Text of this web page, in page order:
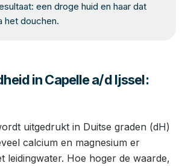
een droge huid en haar dat
het douchen.
in Capelle a/d Ijssel:
uitgedrukt in Duitse graden (dH)
calcium en magnesium er
leidingwater. Hoe hoger de waarde,